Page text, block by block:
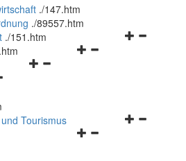
./147.htm
./89557.htm
Navigationsmenü
./151.htm
Navigationsmenü
Navigationsmenü
Tourismus